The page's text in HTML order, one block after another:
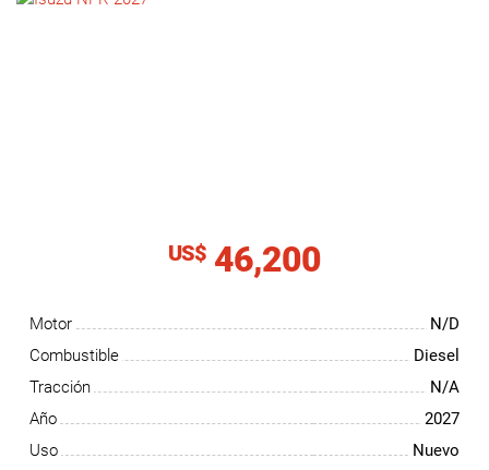
US$ 46,200
Motor
N/D
Combustible
Diesel
Tracción
N/A
Año
2027
Uso
Nuevo